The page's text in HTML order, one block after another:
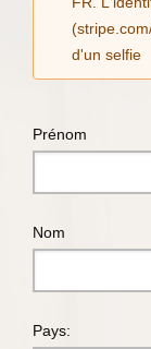
d'un selfie
Prénom
Nom
Pays: